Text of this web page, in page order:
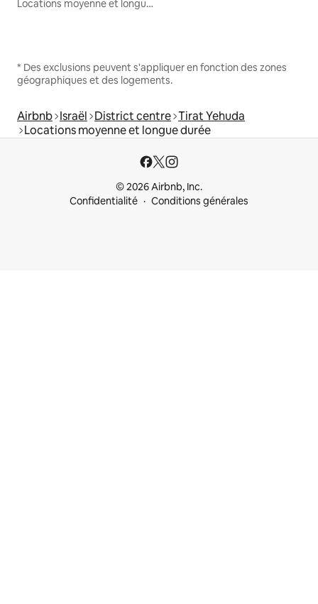
Locations moyenne et longue durée
* Des exclusions peuvent s'appliquer en fonction des zones
géographiques et des logements.
Airbnb Israël District centre Tirat Yehuda
Locations moyenne et longue durée
© 2026 Airbnb, Inc.
Confidentialité
Conditions générales